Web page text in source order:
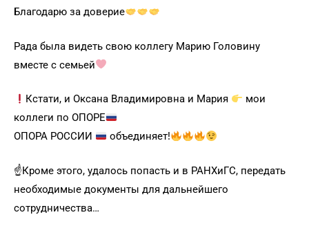
Благодарю за доверие
Рада была видеть свою коллегу Марию Головину
вместе с семьей
Кстати, и Оксана Владимировна и Мария
мои
коллеги по ОПОРЕ
ОПОРА РОССИИ
объединяет!
☝️Кроме этого, удалось попасть и в РАНХиГС, передать
необходимые документы для дальнейшего
сотрудничества…